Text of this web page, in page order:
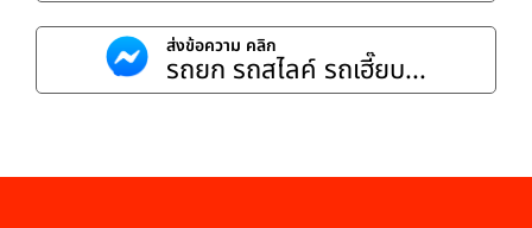
ส่งข้อความ คลิก
รถยก รถสไลค์ รถเฮี๊ยบ...